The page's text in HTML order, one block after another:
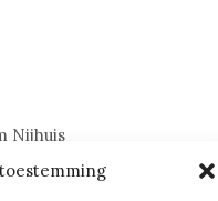
Nijhuis